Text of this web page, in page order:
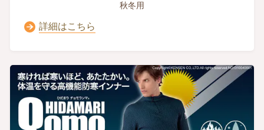
秋冬用
詳細はこちら